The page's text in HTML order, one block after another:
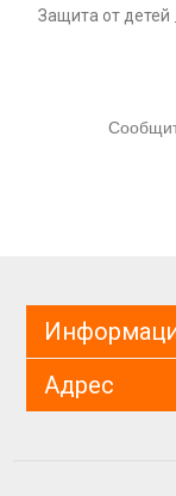
Защита от детей
Адрес